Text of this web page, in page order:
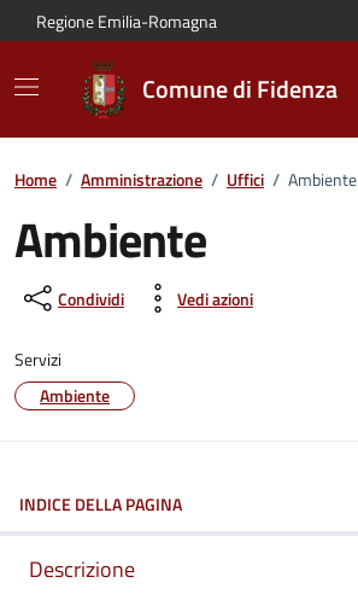
Vai al contenuto principale
Vai alla navigazione del sito
Vai al piede di pagina
Regione Emilia-Romagna
Comune di Fidenza
Home / Amministrazione / Uffici / Ambiente
Ambiente
Condividi Vedi azioni
Servizi
Ambiente
INDICE DELLA PAGINA
Descrizione